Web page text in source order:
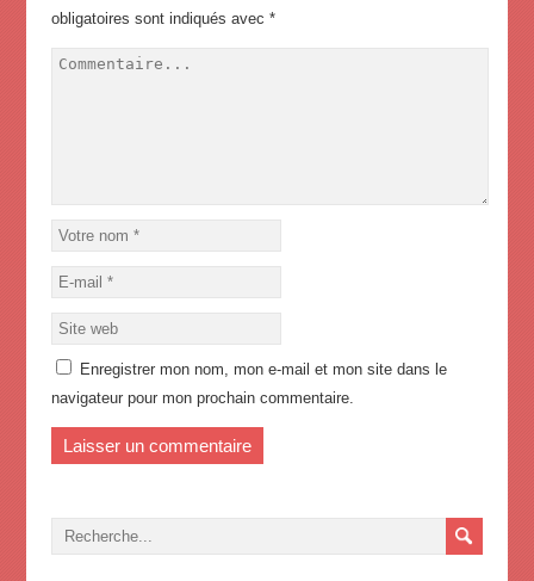
obligatoires sont indiqués avec *
Enregistrer mon nom, mon e-mail et mon site dans le
navigateur pour mon prochain commentaire.